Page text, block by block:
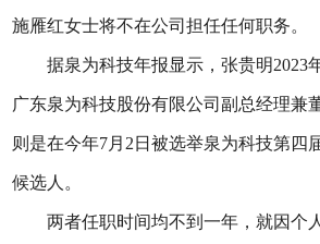
施雁红女士将不在公司担任任何职务。
据泉为科技年报显示，张贵明2023
广东泉为科技股份有限公司副总经理兼
则是在今年7月2日被选举泉为科技第四
候选人。
两者任职时间均不到一年，就因个